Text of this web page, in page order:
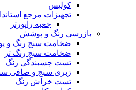
کولیس
تجهیزات مرجع
جعبه راپورتر
بازرسی رنگ و پوشش
ضخامت سنج رنگ و
ضخامت سنج رنگ تر
تست چسبندگی رنگ
زبری سنج و صافی
تست خراش رنگ